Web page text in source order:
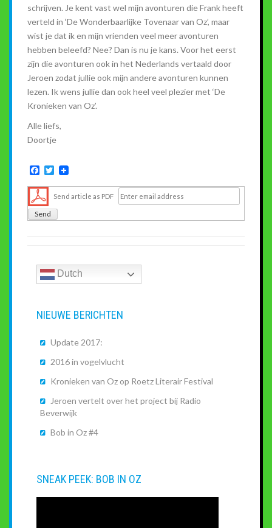
schrijven. Je kent vast wel mijn avonturen die Frank heeft
verteld in ‘De Wonderbaarlijke Tovenaar van Oz’, maar
wist je dat ik en mijn vrienden veel meer avonturen
hebben beleefd? Nee? Dan is nu je kans. Voor het eerst
zijn die avonturen ook in het Nederlands vertaald door
Jeroen zodat jullie ook mijn andere avonturen kunnen
lezen. Ik wens jullie dan ook heel veel plezier met ‘De
Kronieken van Oz’.
Alle liefs,
Doortje
F
c
e
b
o
T
i
t
t
e
Send article as PDF
Dutch
NIEUWE BERICHTEN
Update 2017:
2016 in vogelvlucht
Kronieken van Oz op Roetz Literair Festival
Jeroen vertelt over het project bij Radio
Beverwijk
Bob in Oz #4
SNEAK PEEK: BOB IN OZ